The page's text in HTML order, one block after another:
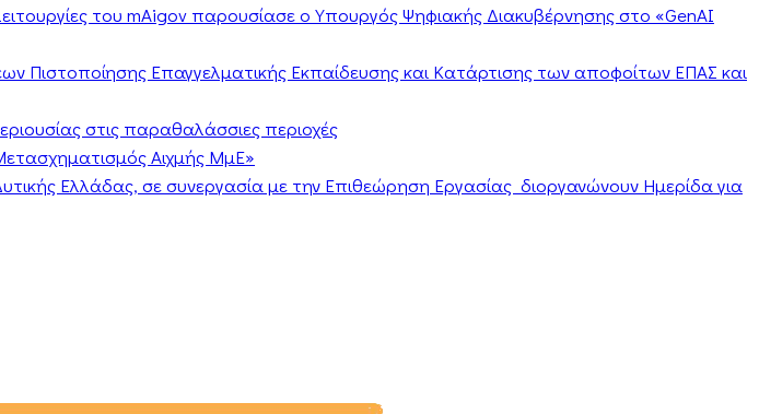
του mAigov παρουσίασε ο Υπουργός Ψηφιακής Διακυβέρνησης στο «GenAI
Επαγγελματικής Εκπαίδευσης και Κατάρτισης των αποφοίτων ΕΠΑΣ και
στις παραθαλάσσιες περιοχές
Αιχμής ΜμΕ»
Ελλάδας, σε συνεργασία με την Επιθεώρηση Εργασίας διοργανώνουν Ημερίδα για